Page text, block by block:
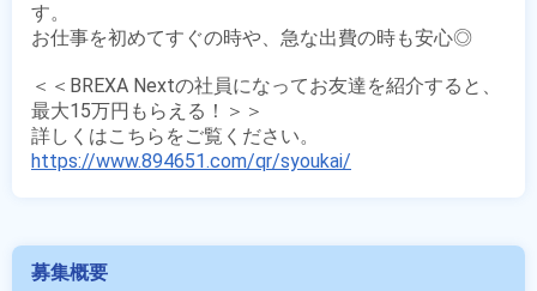
す。
お仕事を初めてすぐの時や、急な出費の時も安心◎
＜＜BREXA Nextの社員になってお友達を紹介すると、
最大15万円もらえる！＞＞
https://www.894651.com/qr/syoukai/
募集概要